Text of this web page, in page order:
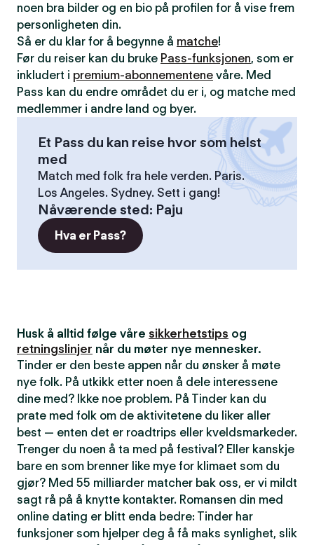
noen bra bilder og en bio på profilen for å vise frem
personligheten din.
Så er du klar for å begynne å matche!
Før du reiser kan du bruke Pass-funksjonen, som er
inkludert i premium-abonnementene våre. Med
Pass kan du endre området du er i, og matche med
medlemmer i andre land og byer.
Et Pass du kan reise hvor som helst
med
Match med folk fra hele verden. Paris.
Los Angeles. Sydney. Sett i gang!
Nåværende sted: Paju
Hva er Pass?
Husk å alltid følge våre sikkerhetstips og
retningslinjer når du møter nye mennesker.
Tinder er den beste appen når du ønsker å møte
nye folk. På utkikk etter noen å dele interessene
dine med? Ikke noe problem. På Tinder kan du
prate med folk om de aktivitetene du liker aller
best — enten det er roadtrips eller kveldsmarkeder.
Trenger du noen å ta med på festival? Eller kanskje
bare en som brenner like mye for klimaet som du
gjør? Med 55 milliarder matcher bak oss, er vi mildt
sagt rå på å knytte kontakter. Romansen din med
online dating er blitt enda bedre: Tinder har
funksjoner som hjelper deg å få maks synlighet, slik